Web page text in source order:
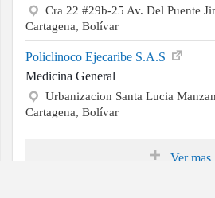
Cra 22 #29b-25 Av. Del Puente
Cartagena, Bolívar
Policlinoco Ejecaribe S.A.S
Medicina General
Urbanizacion Santa Lucia
Cartagena, Bolívar
Ver mas